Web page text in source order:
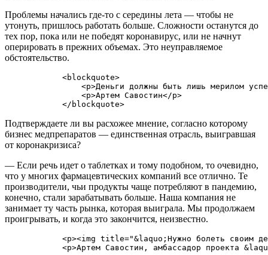
Проблемы начались где-то с середины лета — чтобы не
утонуть, пришлось работать больше. Сложности останутся до
тех пор, пока или не победят коронавирус, или не начнут
оперировать в прежних объемах. Это неуправляемое
обстоятельство.
            <blockquote>
<p>Деньги должны быть лишь мерилом
                <p>Артем Савостин</p>
Подтверждаете ли вы расхожее мнение, согласно которому
бизнес медпрепаратов — единственная отрасль, выигравшая
от коронакризиса?
— Если речь идет о таблетках и тому подобном, то очевидно,
что у многих фармацевтических компаний все отлично. Те
производители, чьи продукты чаще потребляют в пандемию,
конечно, стали зарабатывать больше. Наша компания не
занимает ту часть рынка, которая выиграла. Мы продолжаем
проигрывать, и когда это закончится, неизвестно.
<p><img title="&laquo;Нужно болеть своим